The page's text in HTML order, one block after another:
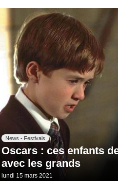
News - Festivals
Oscars : ces enfants
avec les grands
lundi 15 mars 2021